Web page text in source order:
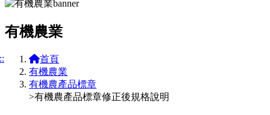
有機農業
首頁
有機農業
有機農產品標章
>有機農產品標章修正後規格說明